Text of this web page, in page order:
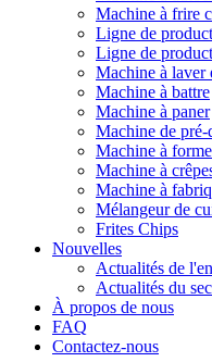
Machine à frire
Ligne de
Ligne de
Machine à laver
Machine à battre
Machine à paner
Machine de pré-
Machine à
Machine à
Machine à
Mélangeur de
Frites Chips
Nouvelles
Actualités de
Actualités du
À propos de nous
FAQ
Contactez-nous